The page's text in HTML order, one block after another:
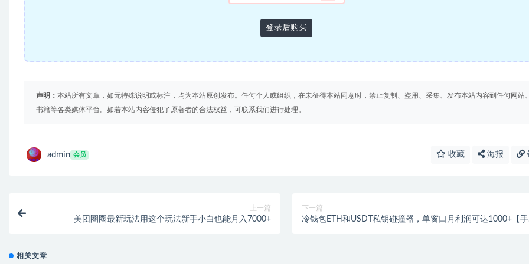
登录后购买
声明： 本站所有文章，如无特殊说明或标注，均为本站原创发布。任何个人或组织，在未征得本站同意时，禁止复制、盗用、采集、发布本站内容到任何网站、
书籍等各类媒体平台。如若本站内容侵犯了原著者的合法权益，可联系我们进行处理。
admin 会员 收藏 海报
上一篇
美团圈圈最新玩法用这个玩法新手小白也能月入7000+
下一篇
冷钱包ETH和USDT私钥碰撞器，单窗口月利润可达1000+【手
相关文章